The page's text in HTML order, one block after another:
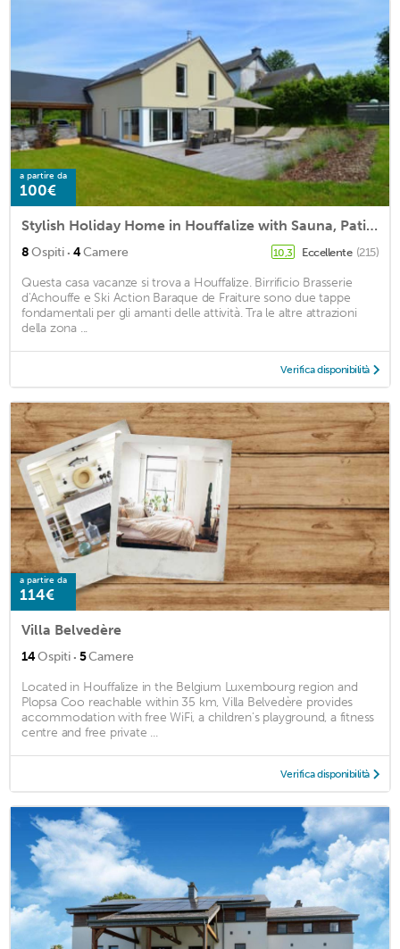
a partire da
100€
Stylish Holiday Home in Houffalize with Sauna, Patio, Garden
8Ospiti · 4Camere 10,3 Eccellente (215)
Questa casa vacanze si trova a Houffalize. Birrificio Brasserie
d'Achouffe e Ski Action Baraque de Fraiture sono due tappe
fondamentali per gli amanti delle attività. Tra le altre attrazioni
della zona ...
Verifica disponibilità
a partire da
114€
Villa Belvedère
14Ospiti · 5Camere
Located in Houffalize in the Belgium Luxembourg region and
Plopsa Coo reachable within 35 km, Villa Belvedère provides
accommodation with free WiFi, a children's playground, a fitness
centre and free private ...
Verifica disponibilità